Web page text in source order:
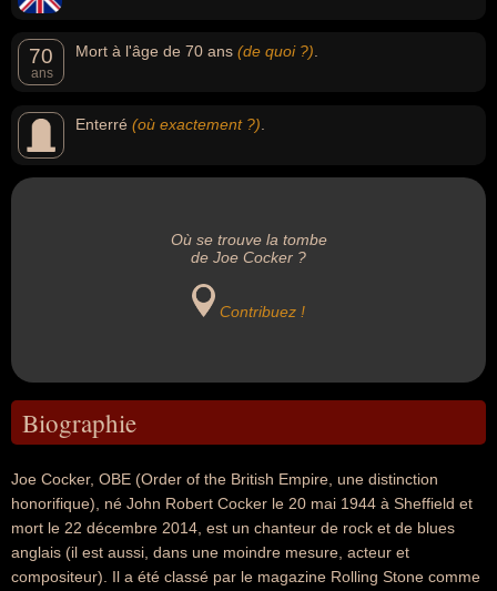
70
ans
Mort à l'âge de 70 ans (de quoi ?)
Enterré (où exactement ?)
Où se trouve la tombe
de Joe Cocker ?
Contribuez !
Biographie
Joe Cocker, OBE (Order of the British Empire, une distinction
honorifique), né John Robert Cocker le 20 mai 1944 à Sheffield et
mort le 22 décembre 2014, est un chanteur de rock et de blues
anglais (il est aussi, dans une moindre mesure, acteur et
compositeur). Il a été classé par le magazine Rolling Stone comme